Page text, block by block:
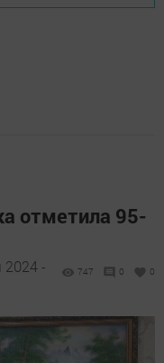
отметила 95-
2024 -
747 0 0